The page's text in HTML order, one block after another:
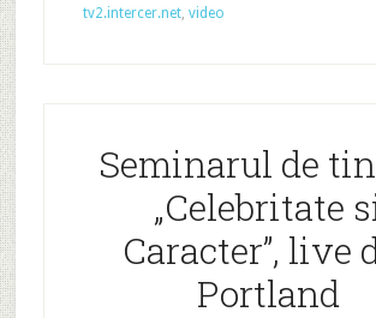
tv2.intercer.net, video
Seminarul de
„Celebritate
Caracter”, live
Portland